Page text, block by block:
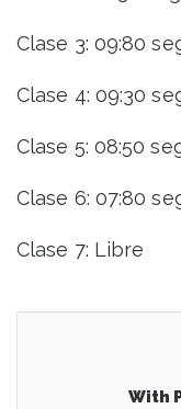
Clase 3: 09:80
Clase 4: 09:30
Clase 5: 08:50
Clase 6: 07:80
Clase 7: Libre
With